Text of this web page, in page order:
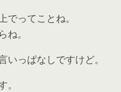
ってことね。
。
っぱなしですけど。